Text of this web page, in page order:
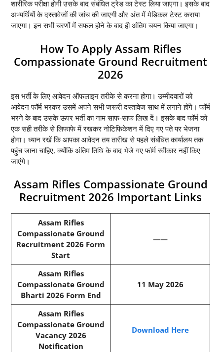
शारीरिक परीक्षा होगी उसके बाद संबंधित ट्रेड का टेस्ट लिया जाएगा। इसके बाद
अभ्यर्थियों के दस्तावेजों की जांच की जाएगी और अंत में मेडिकल टेस्ट कराया
जाएगा। इन सभी चरणों में सफल होने के बाद ही अंतिम चयन किया जाएगा।
How To Apply Assam Rifles
Compassionate Ground Recruitment
2026
इस भर्ती के लिए आवेदन ऑफलाइन तरीके से करना होगा। उम्मीदवारों को
आवेदन फॉर्म भरकर उसमें अपने सभी जरूरी दस्तावेज साथ में लगाने होंगे। फॉर्म
भरने के बाद उसके ऊपर भर्ती का नाम साफ-साफ लिख दें। इसके बाद फॉर्म को
एक सही तरीके से लिफाफे में रखकर नोटिफिकेशन में दिए गए पते पर भेजना
होगा। ध्यान रखें कि आपका आवेदन तय तारीख से पहले संबंधित कार्यालय तक
पहुंच जाना चाहिए, क्योंकि अंतिम तिथि के बाद भेजे गए फॉर्म स्वीकार नहीं किए
जाएंगे।
Assam Rifles Compassionate Ground
Recruitment 2026 Important Links
Assam Rifles
Compassionate Ground
Recruitment 2026 Form
Start
——
Assam Rifles
Compassionate Ground
Bharti 2026 Form End
11 May 2026
Assam Rifles
Compassionate Ground
Vacancy 2026
Notification
Download Here